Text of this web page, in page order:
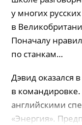
у многих
в
Поначалу
по станкам…
Дэвид оказался
в
английскими
«Энергия».